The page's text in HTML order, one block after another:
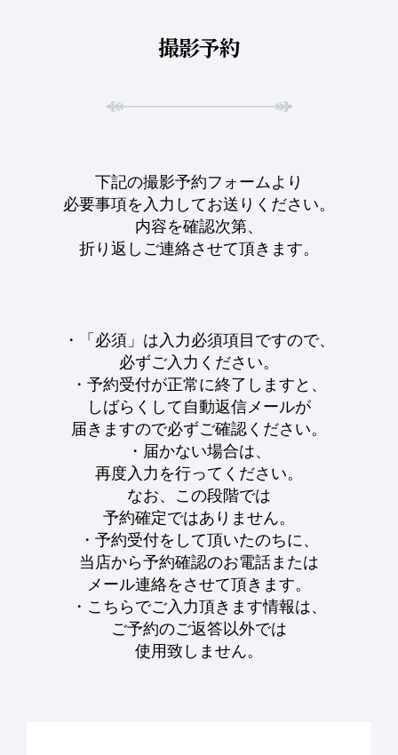
撮影予約
下記の撮影予約フォームより
必要事項を入力してお送りください。
内容を確認次第、
折り返しご連絡させて頂きます。
・「必須」は入力必須項目ですので、
必ずご入力ください。
・予約受付が正常に終了しますと、
しばらくして自動返信メールが
届きますので必ずご確認ください。
・届かない場合は、
再度入力を行ってください。
なお、この段階では
予約確定ではありません。
・予約受付をして頂いたのちに、
当店から予約確認のお電話または
メール連絡をさせて頂きます。
・こちらでご入力頂きます情報は、
ご予約のご返答以外では
使用致しません。